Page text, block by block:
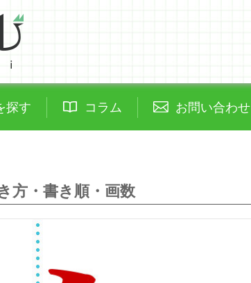
探す コラム お問い合わせ
方・書き順・画数